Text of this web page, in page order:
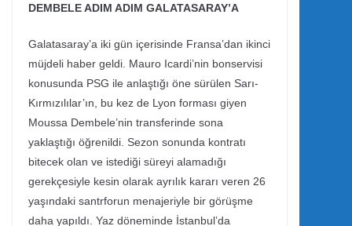
DEMBELE ADIM ADIM GALATASARAY’A
Galatasaray’a iki gün içerisinde Fransa’dan ikinci
müjdeli haber geldi. Mauro Icardi’nin bonservisi
konusunda PSG ile anlaştığı öne sürülen Sarı-
Kırmızılılar’ın, bu kez de Lyon forması giyen
Moussa Dembele’nin transferinde sona
yaklaştığı öğrenildi. Sezon sonunda kontratı
bitecek olan ve istediği süreyi alamadığı
gerekçesiyle kesin olarak ayrılık kararı veren 26
yaşındaki santrforun menajeriyle bir görüşme
daha yapıldı. Yaz döneminde İstanbul’da